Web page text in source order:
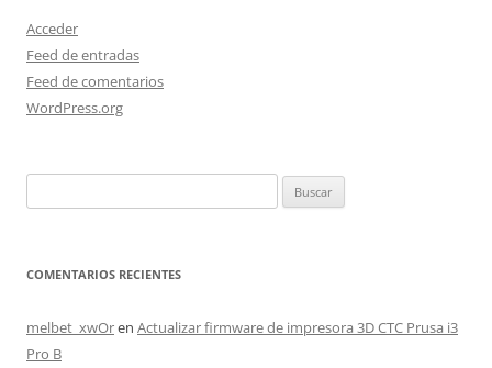
Acceder
Feed de entradas
Feed de comentarios
WordPress.org
COMENTARIOS RECIENTES
melbet_xwOren Actualizar firmware de impresora 3D CTC Prusa i3
Pro B